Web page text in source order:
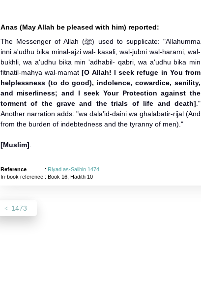
Anas (May Allah be pleased with him) reported:
The Messenger of Allah (ﷺ) used to supplicate: "Allahumma
inni a'udhu bika minal-ajzi wal- kasali, wal-jubni wal-harami, wal-
bukhli, wa a'udhu bika min 'adhabil- qabri, wa a'udhu bika min
fitnatil-mahya wal-mamat[O Allah! I seek refuge in You from
helplessness (to do good), indolence, cowardice, senility,
and miserliness; and I seek Your Protection against the
torment of the grave and the trials of life and death] ."
Another narration adds: "wa dala'id-daini wa ghalabatir-rijal (And
from the burden of indebtedness and the tyranny of men)."
[Muslim]
Reference : Riyad as-Salihin 1474
In-book reference: Book 16, Hadith 10
1473